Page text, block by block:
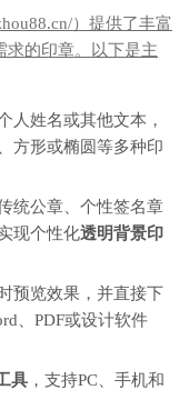
）提供了丰富
求的印章。以下是主
人姓名或其他文本，
方形或椭圆等多种印
统公章、个性签名章
现个性化透明背景印
预览效果，并直接下
、PDF或设计软件
具 ，支持PC、手机和